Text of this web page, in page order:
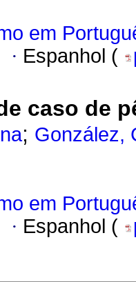
em
· Espanhol (
caso de
; González,
em
· Espanhol (